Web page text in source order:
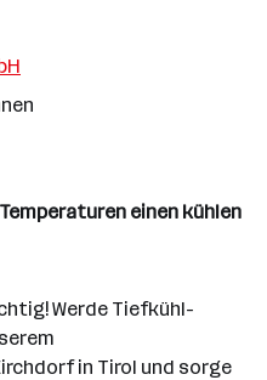
einen kühlen
Werde Tiefkühl-
in Tirol und sorge